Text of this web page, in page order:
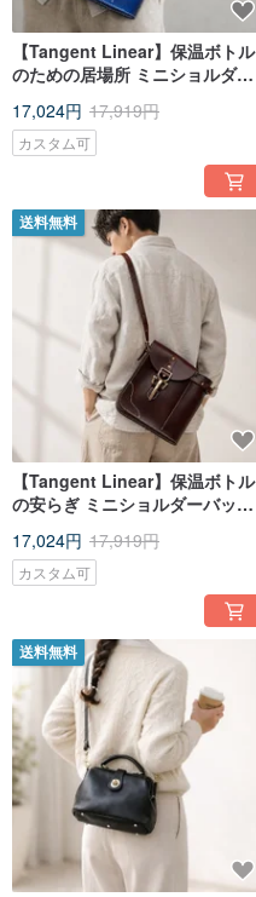
【Tangent Linear】保温ボトル
のための居場所 ミニショルダー
ョルダーバッグ
17,024円 17,919円
カスタム可
送料無料
【Tangent Linear】保温ボトル
の安らぎ ミニショルダーバッグ
グ
17,024円 17,919円
カスタム可
送料無料